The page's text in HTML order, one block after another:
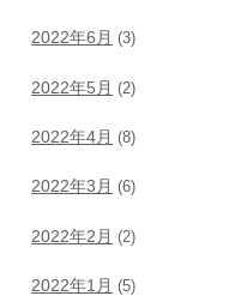
2022年6月 (3)
2022年5月 (2)
2022年4月 (8)
2022年3月 (6)
2022年2月 (2)
2022年1月 (5)